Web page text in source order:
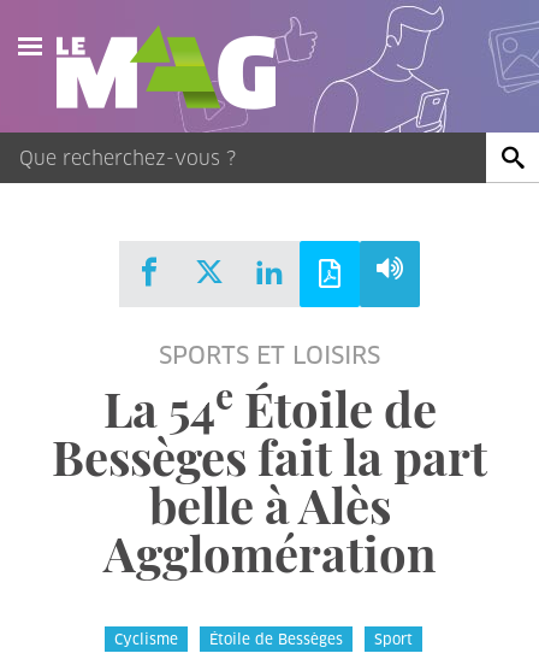
Actualités
Agenda
Publications
SPORTS ET LOISIRS
La 54e Étoile de
Bessèges fait la part
belle à Alès
Agglomération
Cyclisme Étoile de Bessèges Sport